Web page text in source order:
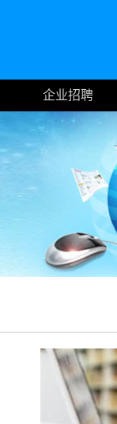
企业招聘